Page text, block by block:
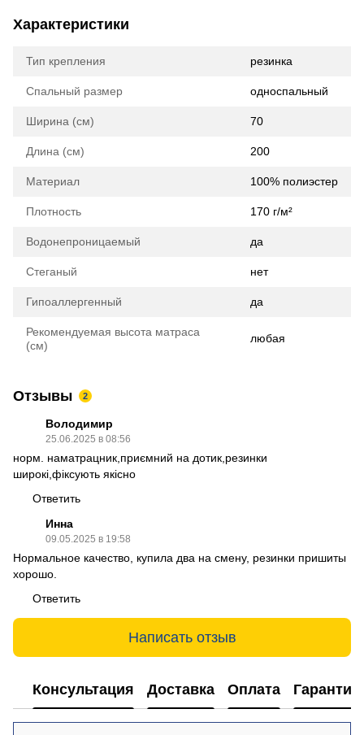
Характеристики
Тип крепления резинка
Спальный размер односпальный
Ширина (см) 70
Длина (см) 200
Материал 100% полиэстер
Плотность 170 г/м²
Водонепроницаемый да
Стеганый нет
Гипоаллергенный да
Рекомендуемая высота матраса
(см)
любая
Отзывы 2
Володимир
25.06.2025 в 08:56
норм. наматрацник,приємний на дотик,резинки
широкі,фіксують якісно
Ответить
Инна
09.05.2025 в 19:58
Нормальное качество, купила два на смену, резинки пришиты
хорошо.
Ответить
Написать отзыв
Консультация Доставка Оплата Гарантия